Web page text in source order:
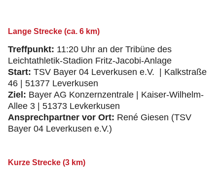
Lange Strecke (ca. 6 km)
Treffpunkt: 11:20 Uhr an der Tribüne des
Leichtathletik-Stadion Fritz-Jacobi-Anlage
Start: TSV Bayer 04 Leverkusen e.V. | Kalkstraße
46 | 51377 Leverkusen
Ziel: Bayer AG Konzernzentrale | Kaiser-Wilhelm-
Allee 3 | 51373 Levkerkusen
Ansprechpartner vor Ort: René Giesen (TSV
Bayer 04 Leverkusen e.V.)
Kurze Strecke (3 km)